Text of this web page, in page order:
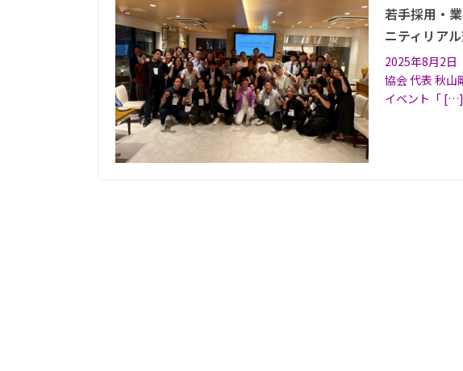
若手採用・
ニティリア
2025年8月2日
協会 代表 秋山
イベント「 […]